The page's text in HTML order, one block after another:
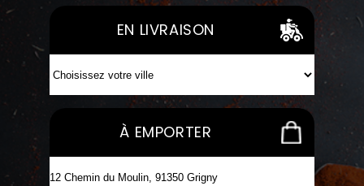
VOS AVIS
MENTIONS LÉGALES
EN LIVRAISON
À EMPORTER